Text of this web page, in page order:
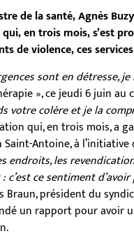
de la santé, Agnès
en trois mois, s’est
de violence, ces
sont en détresse, je
», ce jeudi 6 juin au
votre colère et je la
qui, en trois mois, a
Saint-Antoine, à
endroits, les
c’est ce sentiment
Braun, président du
un rapport pour avoir